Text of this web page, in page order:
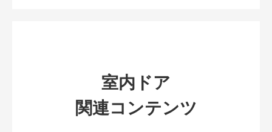
室内ドア
関連コンテンツ